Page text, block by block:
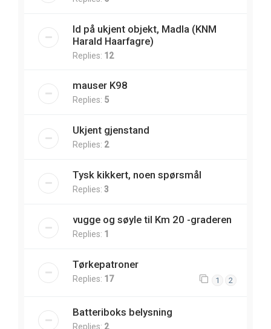
Id på ukjent objekt, Madla (KNM
Harald Haarfagre)
Replies: 12
mauser K98
Replies: 5
Ukjent gjenstand
Replies: 2
Tysk kikkert, noen spørsmål
Replies: 3
vugge og søyle til Km 20 -graderen
Replies: 1
Tørkepatroner
Replies: 17 1 2
Batteriboks belysning
Replies: 2